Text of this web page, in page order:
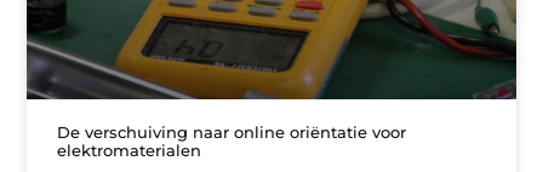
De verschuiving naar online oriëntatie voor
elektromaterialen